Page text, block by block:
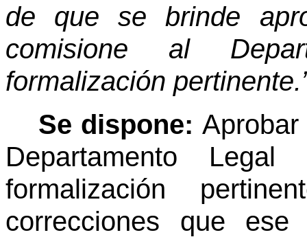
de que se brinde
comisione al
formalización
Se dispone:
Departamento
formalización
correcciones que ese